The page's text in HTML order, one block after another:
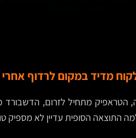
מתחיל לזרום,
התוצאה הסופית עדיין לא מספיק